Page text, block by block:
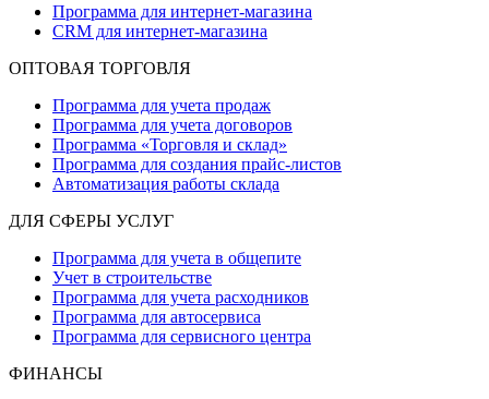
Программа для интернет-магазина
CRM для интернет-магазина
ОПТОВАЯ ТОРГОВЛЯ
Программа для учета продаж
Программа для учета договоров
Программа «Торговля и склад»
Программа для создания прайс‑листов
Автоматизация работы склада
ДЛЯ СФЕРЫ УСЛУГ
Программа для учета в общепите
Учет в строительстве
Программа для учета расходников
Программа для автосервиса
Программа для сервисного центра
ФИНАНСЫ